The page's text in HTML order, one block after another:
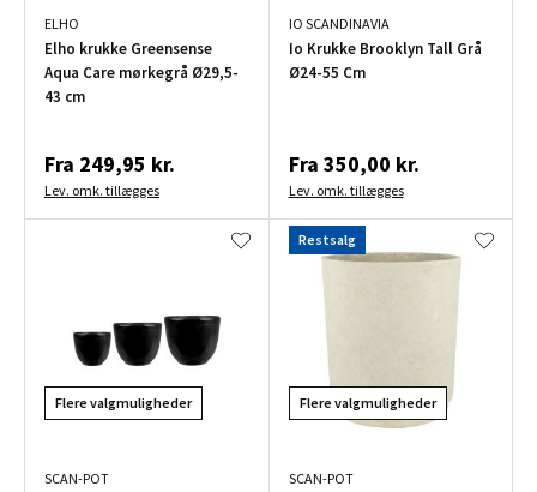
ELHO
Elho krukke Greensense
Aqua Care mørkegrå Ø29,5-
43 cm
Fra 249,95 kr.
Lev. omk. tillægges
IO SCANDINAVIA
Io Krukke Brooklyn Tall Grå
Ø24-55 Cm
Fra 350,00 kr.
Lev. omk. tillægges
Flere valgmuligheder
SCAN-POT
Restsalg
Flere valgmuligheder
SCAN-POT